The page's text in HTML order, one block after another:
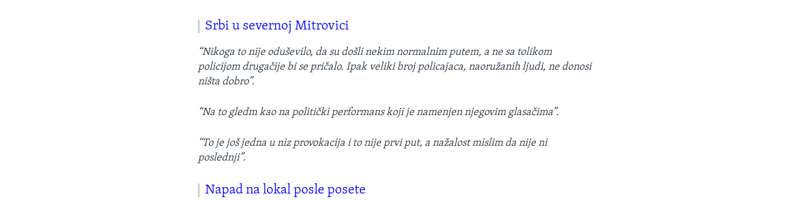
Srbi u severnoj Mitrovici
“Nikoga to nije oduševilo, da su došli nekim normalnim putem, a ne sa tolikom
policijom drugačije bi se pričalo. Ipak veliki broj policajaca, naoružanih ljudi, ne donosi
ništa dobro”.
“Na to gledm kao na politički performans koji je namenjen njegovim glasačima”.
“To je još jedna u niz provokacija i to nije prvi put, a nažalost mislim da nije ni
poslednji”.
Napad na lokal posle posete